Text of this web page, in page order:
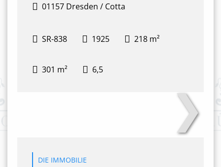
01157 Dresden / Cotta
SR-838 1925 218 m²
301 m² 6,5
❯
DIE IMMOBILIE